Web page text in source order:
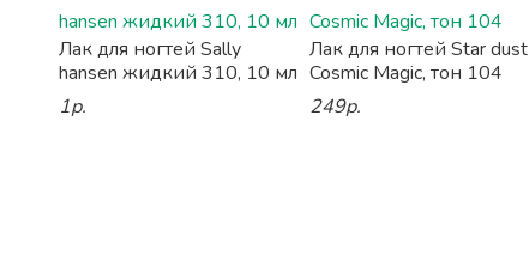
Лак для ногтей Sally
hansen жидкий 310, 10 мл
1р.
Лак для ногтей Star dust
Cosmic Magic, тон 104
249р.